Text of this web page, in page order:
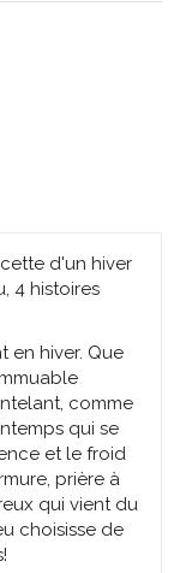
d'un hiver
4 histoires
en hiver. Que
comme
qui se
et le froid
prière à
qui vient du
choisisse de